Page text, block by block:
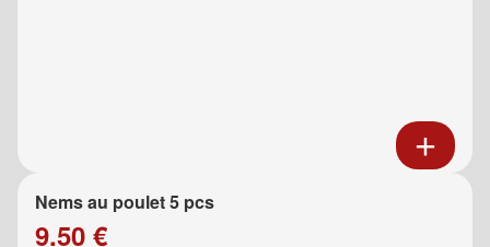
Nems au poulet 5 pcs
9.50 €